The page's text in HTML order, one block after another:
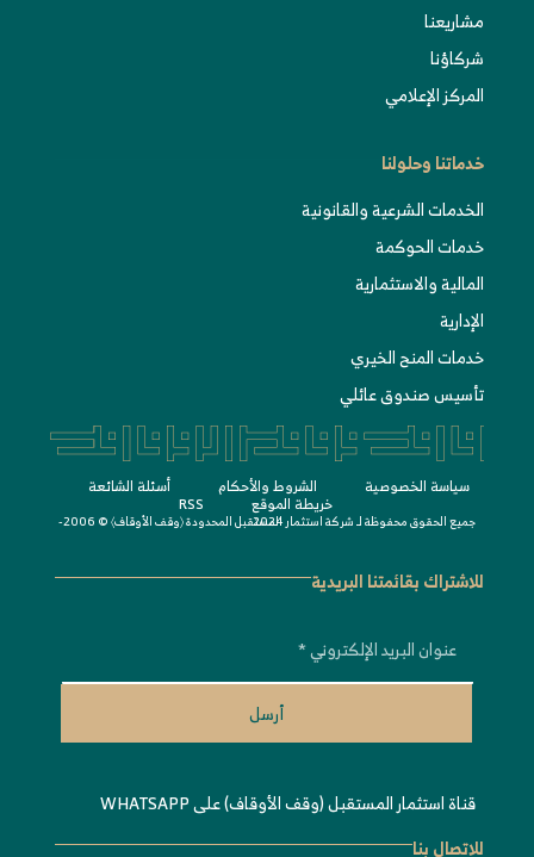
مشاريعنا
شركاؤنا
المركز الإعلامي
خدماتنا وحلولنا
الخدمات الشرعية والقانونية
خدمات الحوكمة
المالية والاستثمارية
الإدارية
خدمات المنح الخيري
تأسيس صندوق عائلي
للاشتراك بقائمتنا البريدية
أرسل
قناة استثمار المستقبل (وقف الأوقاف) على WHATSAPP
للاتصال بنا
سياسة الخصوصية الشروط واﻷحكام أسئلة الشائعة
خريطة الموقع RSS
جميع الحقوق محفوظة لـشركة استثمار المستقبل المحدودة 〈وقف الأوقاف〉 © 2006-2024